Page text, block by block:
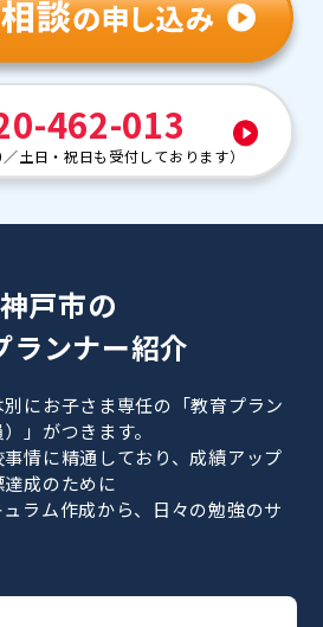
462-013
／土日・祝日も受付しております）
神戸市の
ランナー紹介
にお子さま専任の「教育プラン
」がつきます。
情に精通しており、成績アップ
成のために
ラム作成から、日々の勉強のサ